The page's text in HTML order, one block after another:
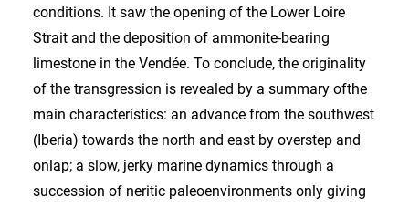
conditions. It saw the opening of the Lower Loire
Strait and the deposition of ammonite-bearing
limestone in the Vendée. To conclude, the originality
of the transgression is revealed by a summary ofthe
main characteristics: an advance from the southwest
(Iberia) towards the north and east by overstep and
onlap; a slow, jerky marine dynamics through a
succession of neritic paleoenvironments only giving